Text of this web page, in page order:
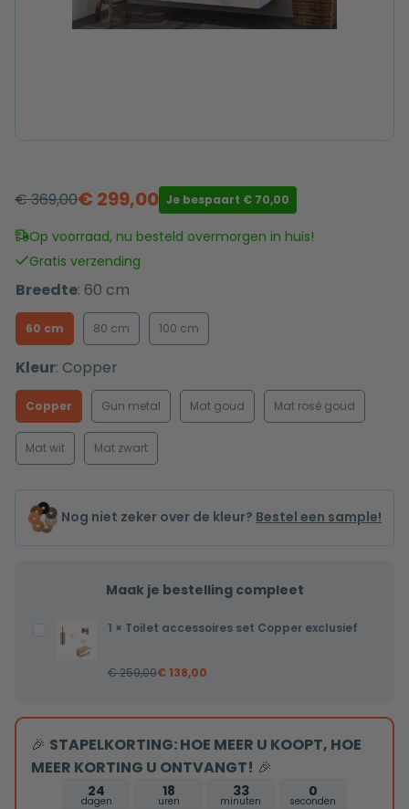
€369,00
Oorspronkelijke
prijs
was:
€ 299,00
Huidige
prijs
is:
Je bespaart € 70,00
Op voorraad, nu besteld overmorgen in huis!
Gratis verzending
Breedte: 60 cm
60 cm 80 cm 100 cm
Kleur: Copper
Copper Gun metal Mat goud Mat rosé goud
Mat wit Mat zwart
Nog niet zeker over de kleur? Bestel een sample!
Maak je bestelling compleet
Toilet
accessoires
exclusief
1 × Toilet accessoires set Copper exclusief
€259,00€ 138,00
🎉 STAPELKORTING: HOE MEER U KOOPT, HOE
MEER KORTING U ONTVANGT! 🎉
24
dagen
18
uren
32
minuten
59
seconden